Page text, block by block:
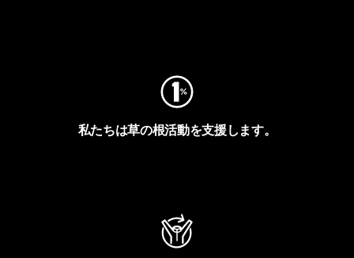
私たちは草の根活動を支援します。